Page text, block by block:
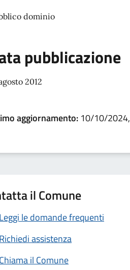
dominio
pubblicazione
2012
aggiornamento: 10/10/
il Comune
Leggi le domande frequenti
Richiedi assistenza
Chiama il Comune